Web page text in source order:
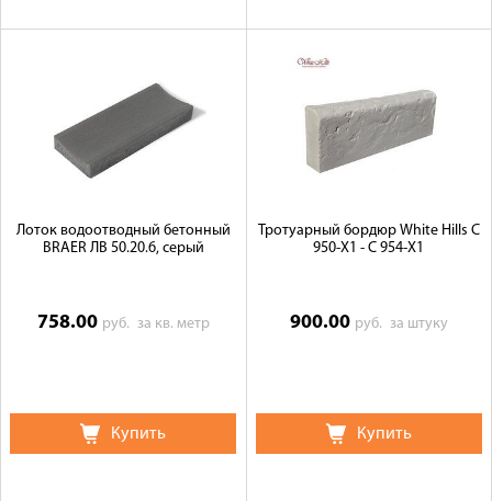
Лоток водоотводный бетонный
BRAER ЛВ 50.20.6, серый
758.00 руб. за кв. метр
Купить
Тротуарный бордюр White Hills С
950-Х1 - С 954-Х1
900.00 руб. за штуку
Купить